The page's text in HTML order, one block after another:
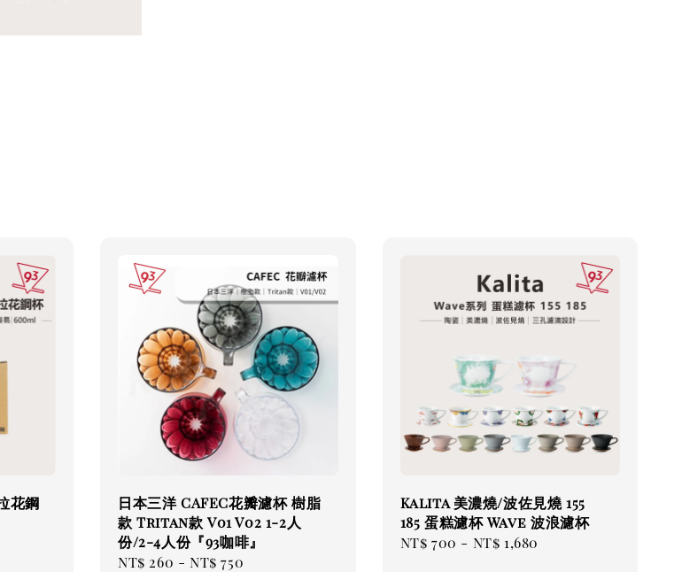
花鋼
日本三洋 CAFEC花瓣濾杯 樹脂
款 Tritan款 V01 V02 1-2人
份/2-4人份『93咖啡』
Regular
NT$ 260 -NT$ 750
Kalita 美濃燒/波佐見燒 155
185 蛋糕濾杯 Wave 波浪濾杯
Regular
NT$ 700 - NT$ 1,680